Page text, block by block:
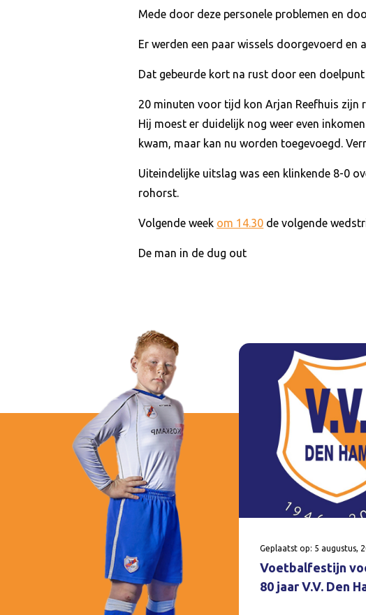
Mede door deze personele problemen en
Er werden een paar wissels doorgevoerd
Dat gebeurde kort na rust door een
20 minuten voor tijd kon Arjan Reefhuis zijn
Hij moest er duidelijk nog weer even
kwam, maar kan nu worden toegevoegd.
Uiteindelijke uitslag was een klinkende 8-0
rohorst.
Volgende week om 14.30 de volgende
De man in de dug out
Geplaatst op: 5 augustus,
Voetbalfestijn
80 jaar V.V. Den